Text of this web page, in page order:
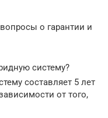
о гарантии и
систему?
составляет 5 лет
от того,